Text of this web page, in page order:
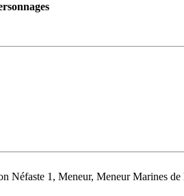
1, Meneur, Meneur Marines de